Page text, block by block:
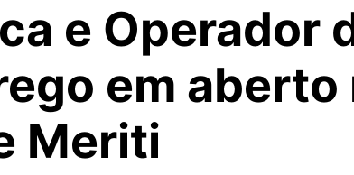
e Operador
em aberto
Meriti